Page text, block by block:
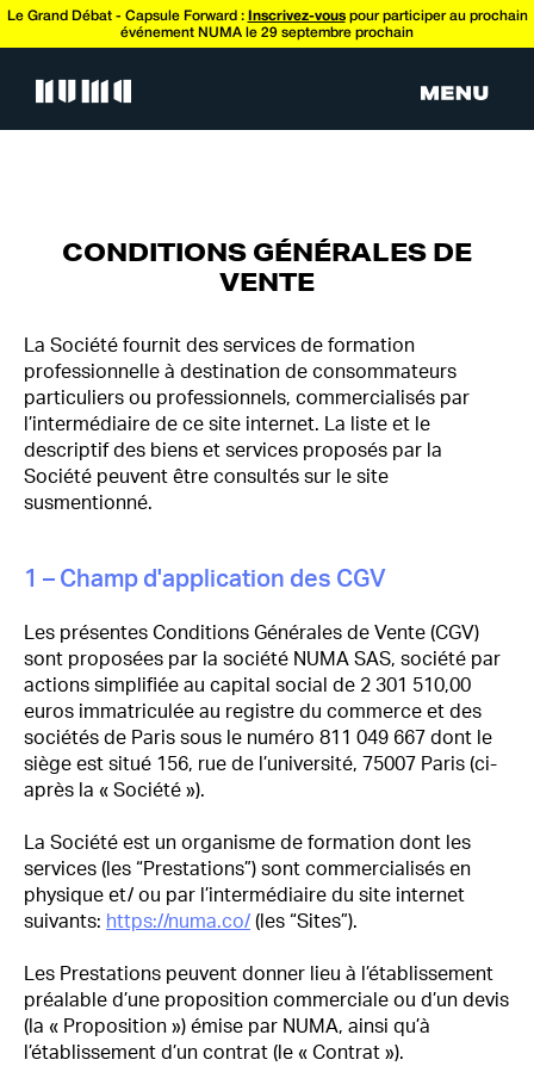
Le Grand Débat - Capsule Forward : Inscrivez-vouspour participer au prochain
événement NUMA le 29 septembre prochain
CONDITIONS GÉNÉRALES DE
VENTE
La Société fournit des services de formation
professionnelle à destination de consommateurs
particuliers ou professionnels, commercialisés par
l’intermédiaire de ce site internet. La liste et le
descriptif des biens et services proposés par la
Société peuvent être consultés sur le site
susmentionné.
1 – Champ d'application des CGV
Les présentes Conditions Générales de Vente (CGV)
sont proposées par la société NUMA SAS, société par
actions simplifiée au capital social de 2 301 510,00
euros immatriculée au registre du commerce et des
sociétés de Paris sous le numéro 811 049 667 dont le
siège est situé 156, rue de l’université, 75007 Paris (ci-
après la « Société »).
La Société est un organisme de formation dont les
services (les “Prestations”) sont commercialisés en
physique et/ ou par l’intermédiaire du site internet
suivants: https://numa.co/ (les “Sites”).
Les Prestations peuvent donner lieu à l’établissement
préalable d’une proposition commerciale ou d’un devis
(la « Proposition ») émise par NUMA, ainsi qu’à
l’établissement d’un contrat (le « Contrat »).